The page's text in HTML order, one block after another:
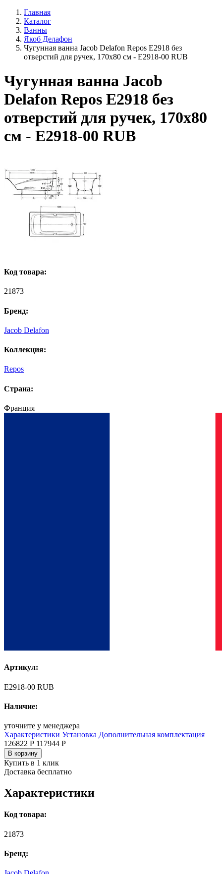
Главная
Каталог
Ванны
Якоб Делафон
Чугунная ванна Jacob Delafon Repos E2918 без
отверстий для ручек, 170х80 см - E2918-00 RUB
Чугунная ванна Jacob
Delafon Repos E2918 без
отверстий для ручек, 170х80
см - E2918-00 RUB
Код товара:
21873
Бренд:
Jacob Delafon
Коллекция:
Repos
Страна:
Франция
Артикул:
E2918-00 RUB
Наличие:
уточните у менеджера
Характеристики Установка Дополнительная комплектация
126822 Р 117944 Р
В корзину
Купить в 1 клик
Доставка бесплатно
Характеристики
Код товара:
21873
Бренд: